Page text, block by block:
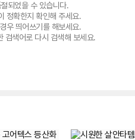
되었을 수 있습니다.
정확한지 확인해 주세요.
우 띄어쓰기를 해보세요.
검색어로 다시 검색해 보세요.